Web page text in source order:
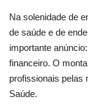
Na solenidade de
de saúde e de
importante
financeiro. O
profissionais pelas
Saúde.